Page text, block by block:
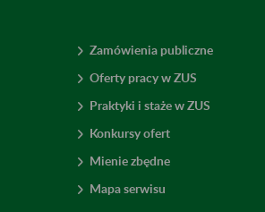
Zamówienia publiczne
Oferty pracy w ZUS
Praktyki i staże w ZUS
Konkursy ofert
Mienie zbędne
Mapa serwisu